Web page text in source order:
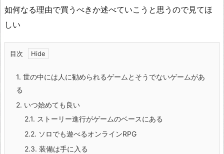
如何なる理由で買うべきか述べていこうと思うので見てほ
しい
目次
1. 世の中には人に勧められるゲームとそうでないゲームがあ
る
2. いつ始めても良い
2.1. ストーリー進行がゲームのベースにある
2.2. ソロでも遊べるオンラインRPG
2.3. 装備は手に入る